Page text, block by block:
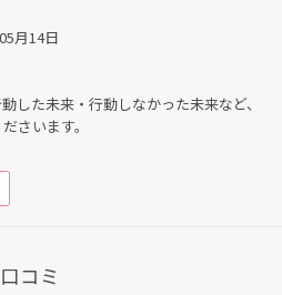
月14日
した未来・行動しなかった未来など、
さいます。
コミ